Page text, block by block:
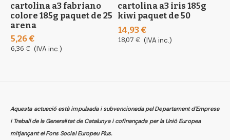
cartolina a3 fabriano
colore 185g paquet de 25
arena
5,26 €
6,36 € (IVA inc.)
cartolina a3 iris 185g
kiwi paquet de 50
14,93 €
18,07 € (IVA inc.)
Aquesta actuació està impulsada i subvencionada pel Departament d’Empresa
i Treball de la Generalitat de Catalunya i cofinançada per la Unió Europea
mitjançant el Fons Social Europeu Plus.